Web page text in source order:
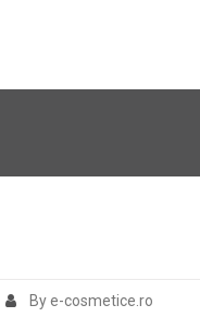
By e-cosmetice.ro